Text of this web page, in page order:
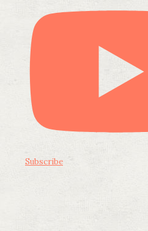
Subscribe